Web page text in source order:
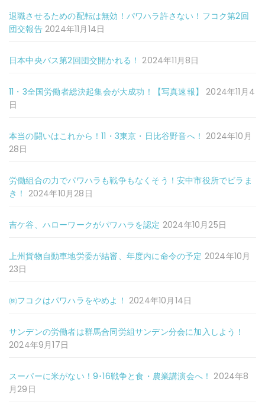
退職させるための配転は無効！パワハラ許さない！フコク第2回
団交報告 2024年11月14日
日本中央バス第2回団交開かれる！ 2024年11月8日
11・3全国労働者総決起集会が大成功！【写真速報】
2024年11月4
日
本当の闘いはこれから！11・3東京・日比谷野音へ！ 2024年10月
28日
労働組合の力でパワハラも戦争もなくそう！安中市役所でビラま
き！ 2024年10月28日
吉ケ谷、ハローワークがパワハラを認定 2024年10月25日
上州貨物自動車地労委が結審、年度内に命令の予定 2024年10月
23日
㈱フコクはパワハラをやめよ！ 2024年10月14日
サンデンの労働者は群馬合同労組サンデン分会に加入しよう！
2024年9月17日
スーパーに米がない！9･16戦争と食・農業講演会へ！ 2024年8
月29日